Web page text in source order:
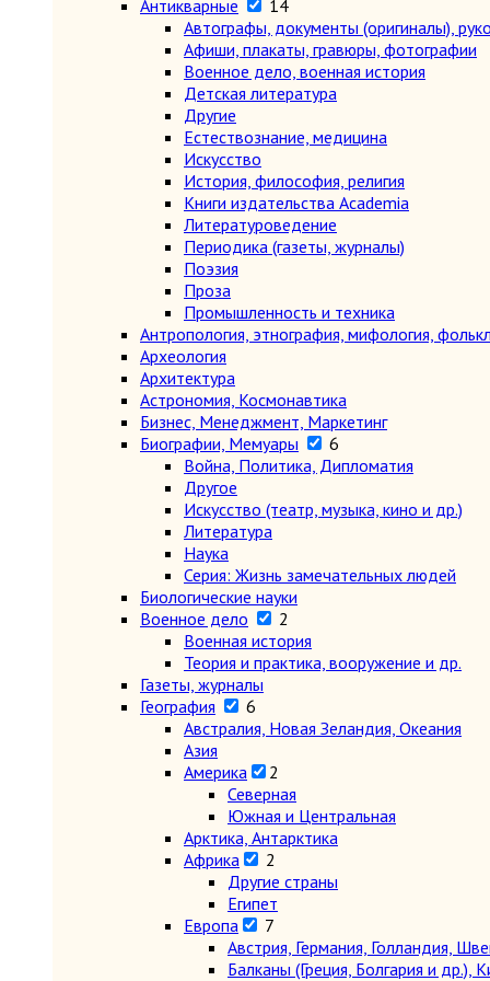
Антикварные
14
Автографы, документы (оригиналы),
Афиши, плакаты, гравюры, фотографии
Военное дело, военная история
Детская литература
Другие
Естествознание, медицина
Искусство
История, философия, религия
Книги издательства Academia
Литературоведение
Периодика (газеты, журналы)
Поэзия
Проза
Промышленность и техника
Антропология, этнография, мифология,
Археология
Архитектура
Астрономия, Космонавтика
Бизнес, Менеджмент, Маркетинг
Биографии, Мемуары
6
Война, Политика, Дипломатия
Другое
Искусство (театр, музыка, кино и др.)
Литература
Наука
Серия: Жизнь замечательных людей
Биологические науки
Военное дело
2
Военная история
Теория и практика, вооружение и др.
Газеты, журналы
География
6
Австралия, Новая Зеландия, Океания
Азия
Америка
2
Северная
Южная и Центральная
Арктика, Антарктика
Африка
2
Другие страны
Египет
Европа
7
Австрия, Германия, Голландия,
Балканы (Греция, Болгария и др.),